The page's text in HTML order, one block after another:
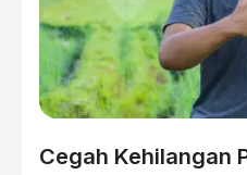
Cegah Kehilangan